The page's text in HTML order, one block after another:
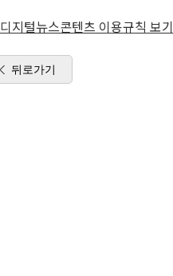
디지털뉴스콘텐츠 이용규칙 보기
뒤로가기